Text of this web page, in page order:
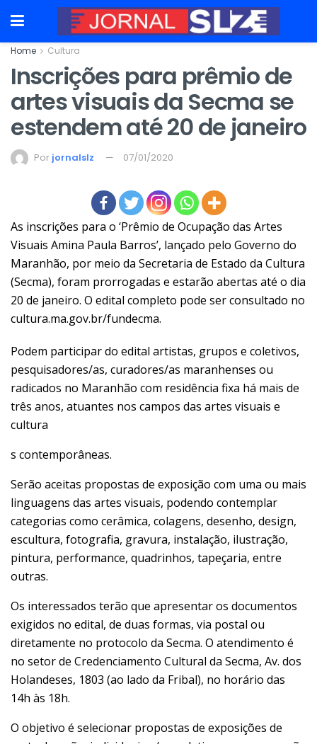
Home Cultura
Inscrições para prêmio de
artes visuais da Secma se
estendem até 20 de janeiro
Por jornalslz 07/01/2020
As inscrições para o ‘Prêmio de Ocupação das Artes
Visuais Amina Paula Barros’, lançado pelo Governo do
Maranhão, por meio da Secretaria de Estado da Cultura
(Secma), foram prorrogadas e estarão abertas até o dia
20 de janeiro. O edital completo pode ser consultado no
cultura.ma.gov.br/fundecma.
Podem participar do edital artistas, grupos e coletivos,
pesquisadores/as, curadores/as maranhenses ou
radicados no Maranhão com residência fixa há mais de
três anos, atuantes nos campos das artes visuais e
cultura
s contemporâneas.
Serão aceitas propostas de exposição com uma ou mais
linguagens das artes visuais, podendo contemplar
categorias como cerâmica, colagens, desenho, design,
escultura, fotografia, gravura, instalação, ilustração,
pintura, performance, quadrinhos, tapeçaria, entre
outras.
Os interessados terão que apresentar os documentos
exigidos no edital, de duas formas, via postal ou
diretamente no protocolo da Secma. O atendimento é
no setor de Credenciamento Cultural da Secma, Av. dos
Holandeses, 1803 (ao lado da Fribal), no horário das
14h às 18h.
O objetivo é selecionar propostas de exposições de